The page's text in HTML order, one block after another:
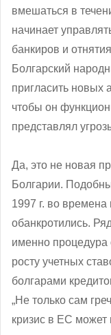
вмешаться в
начинает
банкиров и
Болгарский
пригласить новых
чтобы он
представлял
Да, это не новая
Болгарии.
1997 г. во времена
обанкротились.
именно процедура
росту учетных
болгарами
„Не только сам
кризис в ЕС